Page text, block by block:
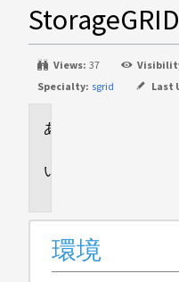
Views: 37
Specialty: sgrid Last
環境